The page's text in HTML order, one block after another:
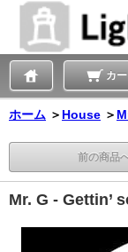
カ
ホーム ＞ House ＞
前の商品
Mr. G - Gettin’